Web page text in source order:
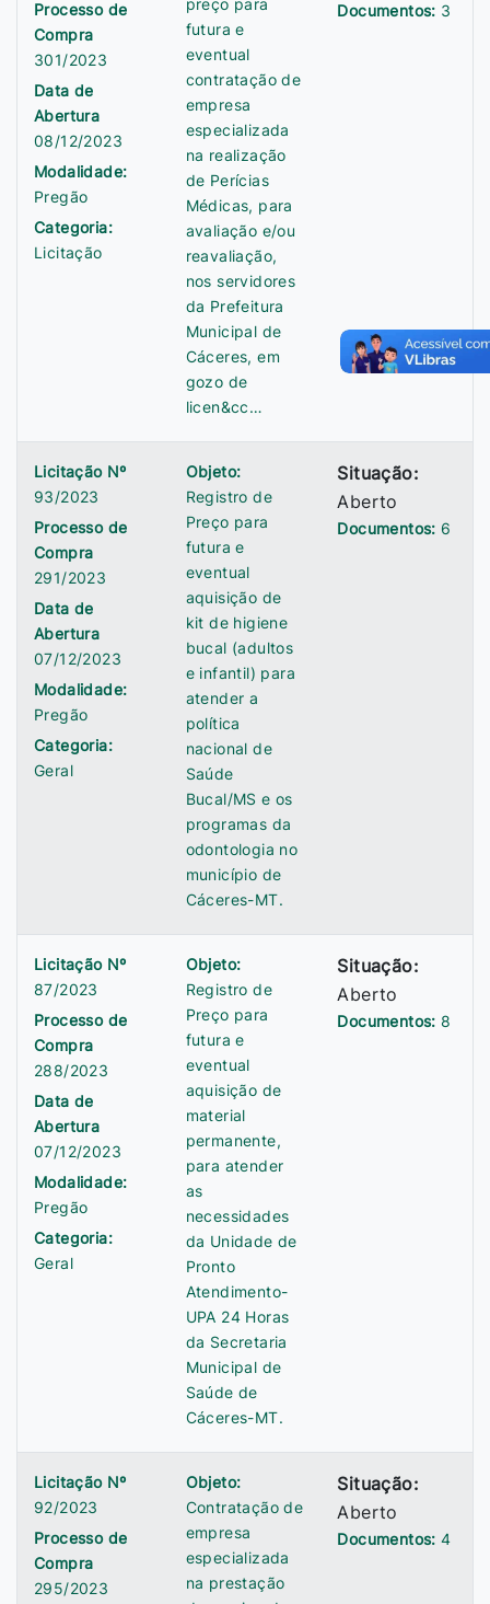
Processo de
Compra
301/2023
Data de
Abertura
08/12/2023
Modalidade:
Pregão
Categoria:
Licitação
preço para
futura e
eventual
contratação de
empresa
especializada
na realização
de Perícias
Médicas, para
avaliação e/ou
reavaliação,
nos servidores
da Prefeitura
Municipal de
Cáceres, em
gozo de
licen&cc…
Documentos: 3
Licitação Nº
93/2023
Processo de
Compra
291/2023
Data de
Abertura
07/12/2023
Modalidade:
Pregão
Categoria:
Geral
Objeto:
Registro de
Preço para
futura e
eventual
aquisição de
kit de higiene
bucal (adultos
e infantil) para
atender a
política
nacional de
Saúde
Bucal/MS e os
programas da
odontologia no
município de
Cáceres-MT.
Situação:
Aberto
Documentos: 6
Licitação Nº
87/2023
Processo de
Compra
288/2023
Data de
Abertura
07/12/2023
Modalidade:
Pregão
Categoria:
Geral
Objeto:
Registro de
Preço para
futura e
eventual
aquisição de
material
permanente,
para atender
as
necessidades
da Unidade de
Pronto
Atendimento-
UPA 24 Horas
da Secretaria
Municipal de
Saúde de
Cáceres-MT.
Situação:
Aberto
Documentos:8
Licitação Nº
92/2023
Processo de
Compra
295/2023
Objeto:
Contratação de
empresa
especializada
na prestação
Situação:
Aberto
Documentos:4